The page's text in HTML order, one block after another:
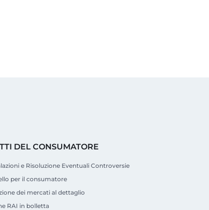
DEL CONSUMATORE
e Risoluzione Eventuali Controversie
per il consumatore
dei mercati al dettaglio
RAI in bolletta